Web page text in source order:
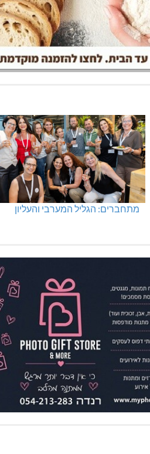
מתחברים: הגליל המערבי והעליון